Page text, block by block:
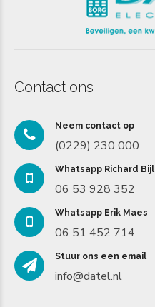
Contact ons
Neem contact op
(0229) 230 000
Whatsapp Richard Bijl
06 53 928 352
Whatsapp Erik Maes
06 51 452 714
Stuur ons een email
info@datel.nl